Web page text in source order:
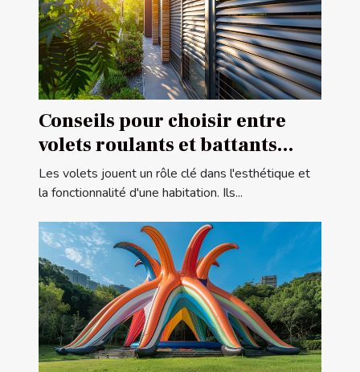
Conseils pour choisir entre
volets roulants et battants
pour votre maison
Les volets jouent un rôle clé dans l'esthétique et
la fonctionnalité d'une habitation. Ils...